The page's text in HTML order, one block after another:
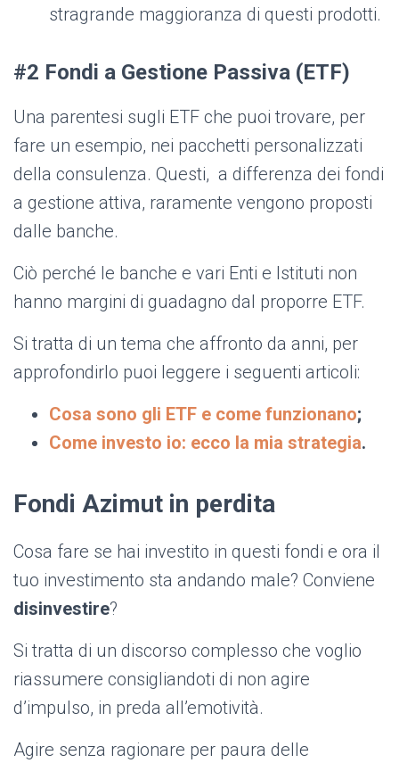
stragrande maggioranza di questi prodotti.
#2 Fondi a Gestione Passiva (ETF)
Una parentesi sugli ETF che puoi trovare, per
fare un esempio, nei pacchetti personalizzati
della consulenza. Questi, a differenza dei fondi
a gestione attiva, raramente vengono proposti
dalle banche.
Ciò perché le banche e vari Enti e Istituti non
hanno margini di guadagno dal proporre ETF.
Si tratta di un tema che affronto da anni, per
approfondirlo puoi leggere i seguenti articoli:
Cosa sono gli ETF e come funzionano;
Come investo io: ecco la mia strategia.
Fondi Azimut in perdita
Cosa fare se hai investito in questi fondi e ora il
tuo investimento sta andando male? Conviene
disinvestire?
Si tratta di un discorso complesso che voglio
riassumere consigliandoti di non agire
d’impulso, in preda all’emotività.
Agire senza ragionare per paura delle